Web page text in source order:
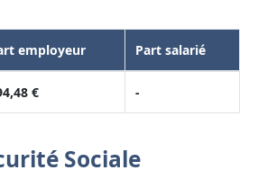
employeur Part salarié
€ -
Sociale